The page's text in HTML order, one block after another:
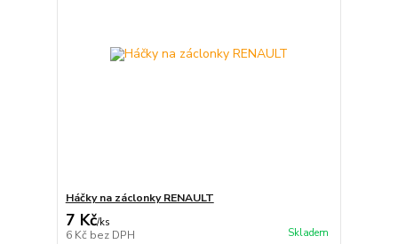
Háčky na záclonky RENAULT
7 Kč/ks
6 Kč bez DPH Skladem